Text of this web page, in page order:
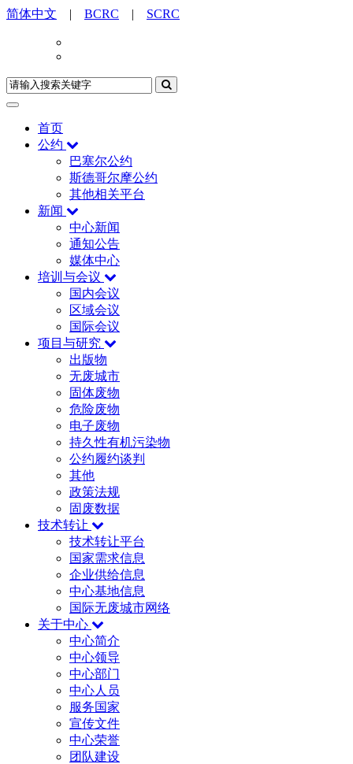
简体中文 | BCRC | SCRC
首页
公约
巴塞尔公约
斯德哥尔摩公约
其他相关平台
新闻
中心新闻
通知公告
媒体中心
培训与会议
国内会议
区域会议
国际会议
项目与研究
出版物
无废城市
固体废物
危险废物
电子废物
持久性有机污染物
公约履约谈判
其他
政策法规
固废数据
技术转让
技术转让平台
国家需求信息
企业供给信息
中心基地信息
国际无废城市网络
关于中心
中心简介
中心领导
中心部门
中心人员
服务国家
宣传文件
中心荣誉
团队建设